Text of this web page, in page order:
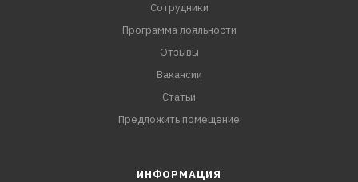
Сотрудники
Программа лояльности
Отзывы
Вакансии
Статьи
Предложить помещение
ИНФОРМАЦИЯ